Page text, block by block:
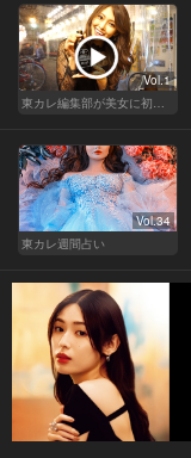
Vol.1
Vol.34
東カレ週間占い